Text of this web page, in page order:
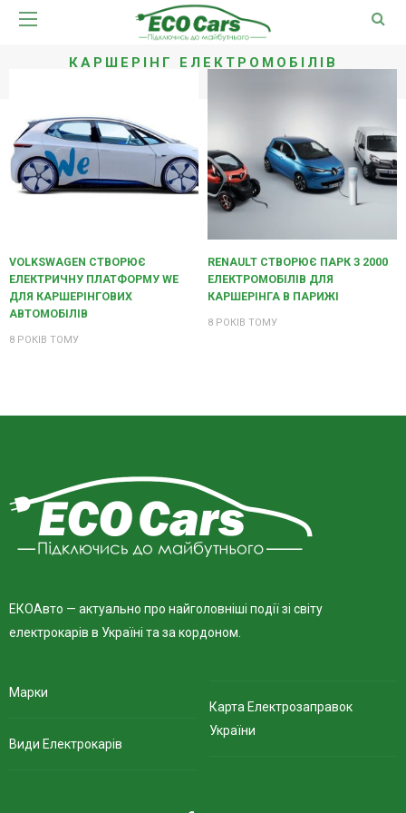
КАРШЕРІНГ ЕЛЕКТРОМОБІЛІВ
VOLKSWAGEN СТВОРЮЄ
ЕЛЕКТРИЧНУ ПЛАТФОРМУ WE
ДЛЯ КАРШЕРІНГОВИХ
АВТОМОБІЛІВ
8 РОКІВ ТОМУ
RENAULT СТВОРЮЄ ПАРК З 2000
ЕЛЕКТРОМОБІЛІВ ДЛЯ
КАРШЕРІНГА В ПАРИЖІ
8 РОКІВ ТОМУ
ЕКОАвто — актуально про найголовніші події зі світу
електрокарів в Україні та за кордоном.
Марки
Види Електрокарів
Карта Електрозаправок
України